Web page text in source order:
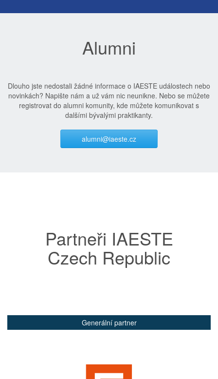
Alumni
Dlouho jste nedostali žádné informace o IAESTE událostech nebo
novinkách? Napište nám a už vám nic neunikne. Nebo se můžete
registrovat do alumni komunity, kde můžete komunikovat s
dalšími bývalými praktikanty.
alumni@iaeste.cz
Partneři IAESTE
Czech Republic
Generální partner